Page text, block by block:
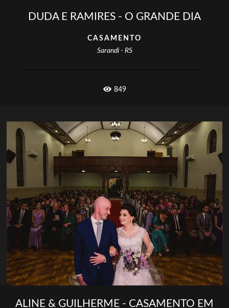
DUDA E RAMIRES - O GRANDE DIA
CASAMENTO
Sarandi - RS
849
ALINE & GUILHERME - CASAMENTO EM